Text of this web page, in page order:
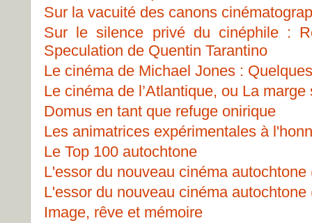
Sur la vacuité des canons
Sur le silence privé du cinéphile :
Speculation de Quentin Tarantino
Le cinéma de Michael Jones :
Le cinéma de l’Atlantique, ou La marge
Domus en tant que refuge onirique
Les animatrices expérimentales à
Le Top 100 autochtone
L'essor du nouveau cinéma autochtone
L'essor du nouveau cinéma autochtone
Image, rêve et mémoire